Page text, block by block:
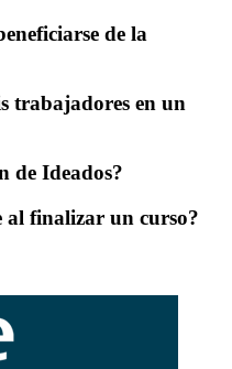
de la
trabajadores en un
de Ideados?
al finalizar un curso?